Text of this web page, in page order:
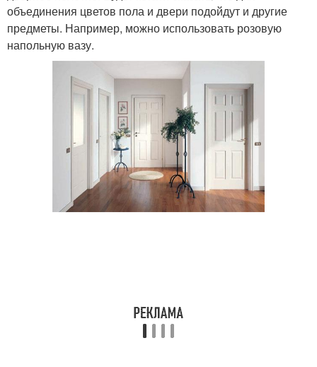
объединения цветов пола и двери подойдут и другие
предметы. Например, можно использовать розовую
напольную вазу.